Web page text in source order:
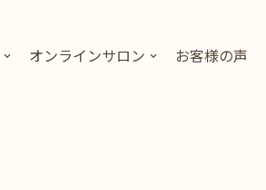
オンラインサロン お客様の声